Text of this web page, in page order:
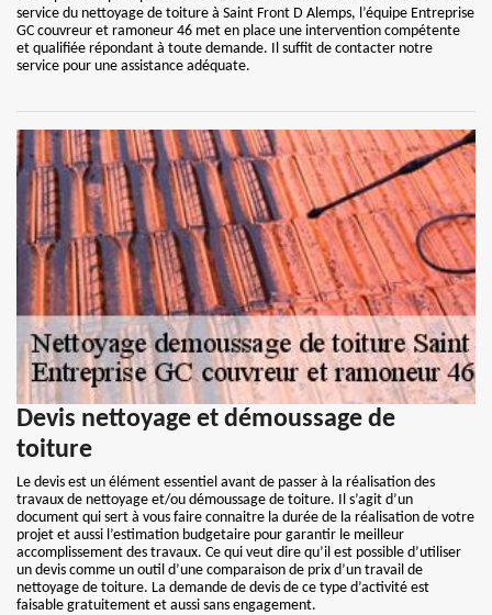
service du nettoyage de toiture à Saint Front D Alemps, l’équipe Entreprise
GC couvreur et ramoneur 46 met en place une intervention compétente
et qualifiée répondant à toute demande. Il suffit de contacter notre
service pour une assistance adéquate.
Devis nettoyage et démoussage de
toiture
Le devis est un élément essentiel avant de passer à la réalisation des
travaux de nettoyage et/ou démoussage de toiture. Il s’agit d’un
document qui sert à vous faire connaitre la durée de la réalisation de votre
projet et aussi l’estimation budgetaire pour garantir le meilleur
accomplissement des travaux. Ce qui veut dire qu’il est possible d’utiliser
un devis comme un outil d’une comparaison de prix d’un travail de
nettoyage de toiture. La demande de devis de ce type d’activité est
faisable gratuitement et aussi sans engagement.